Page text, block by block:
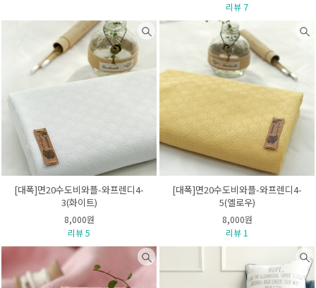
리뷰 7
[대폭]면20수도비와플-와프렌디4-
3(화이트)
8,000원
리뷰 5
[대폭]면20수도비와플-와프렌디4-
5(옐로우)
8,000원
리뷰 1